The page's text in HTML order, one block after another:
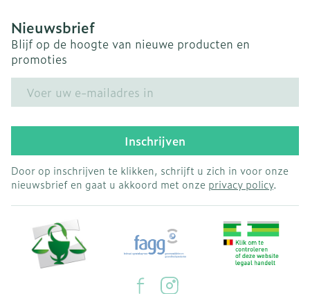
Nieuwsbrief
Blijf op de hoogte van nieuwe producten en
promoties
Inschrijven
Door op inschrijven te klikken, schrijft u zich in voor onze
nieuwsbrief en gaat u akkoord met onze privacy policy.